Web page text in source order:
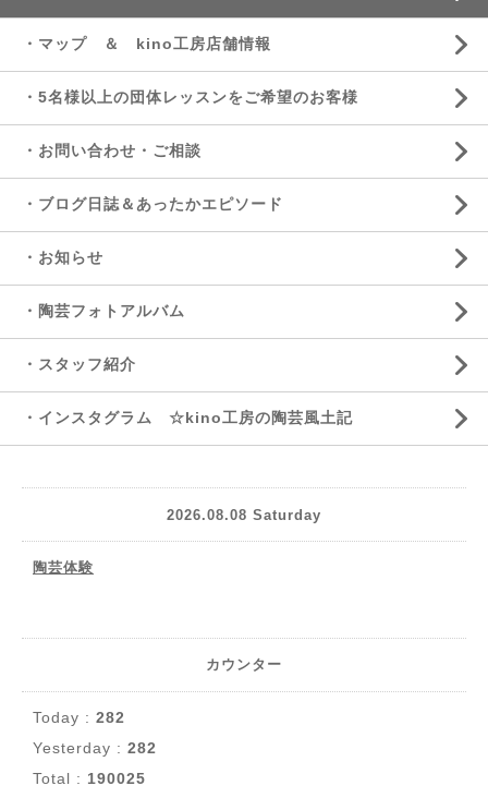
・マップ ＆ kino工房店舗情報
・5名様以上の団体レッスンをご希望のお客様
・お問い合わせ・ご相談
・ブログ日誌＆あったかエピソード
・お知らせ
・陶芸フォトアルバム
・スタッフ紹介
・インスタグラム ☆kino工房の陶芸風土記
2026.08.08 Saturday
陶芸体験
カウンター
Today : 282
Yesterday : 282
Total : 190025